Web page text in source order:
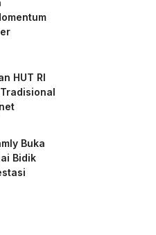
HUT RI
Buka
Bidik